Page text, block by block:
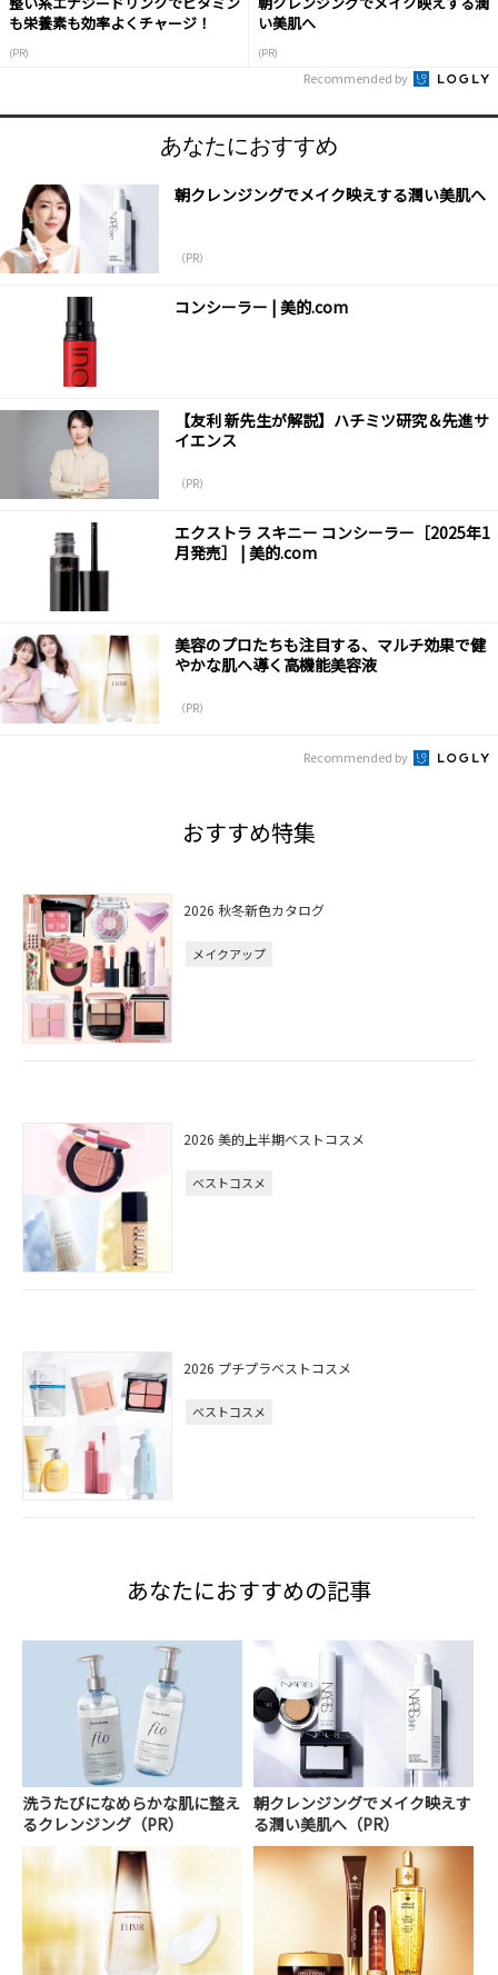
も栄養素も効率よくチャージ！
(PR)
い美肌へ
(PR)
Recommended by
あなたにおすすめ
朝クレンジングでメイク映えする潤い美肌へ
（PR）
コンシーラー | 美的.com
【友利 新先生が解説】ハチミツ研究＆先進サ
イエンス
（PR）
エクストラ スキニー コンシーラー［2025年1
月発売］ | 美的.com
美容のプロたちも注目する、マルチ効果で健
やかな肌へ導く高機能美容液
（PR）
Recommended by
おすすめ特集
2026 秋冬新色カタログ
メイクアップ
2026 美的上半期ベストコスメ
ベストコスメ
2026 プチプラベストコスメ
ベストコスメ
あなたにおすすめの記事
洗うたびになめらかな肌に整え
るクレンジング（PR）
朝クレンジングでメイク映えす
る潤い美肌へ（PR）